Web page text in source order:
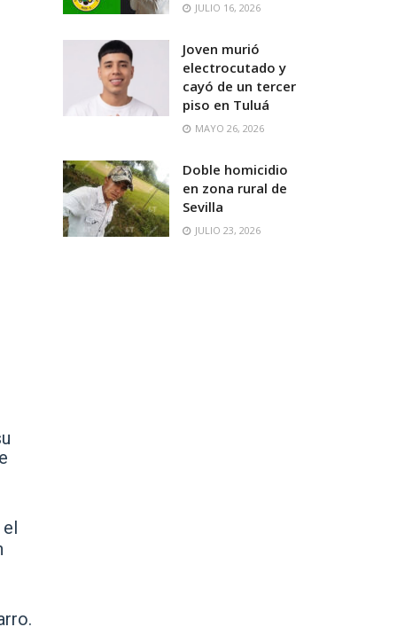
JULIO 16, 2026
Joven murió
electrocutado y
cayó de un tercer
piso en Tuluá
MAYO 26, 2026
Doble homicidio
en zona rural de
Sevilla
JULIO 23, 2026